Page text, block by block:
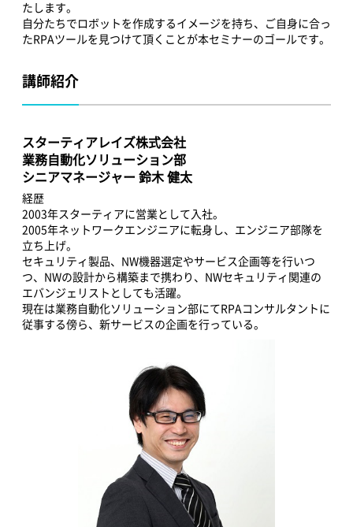
たします。
自分たちでロボットを作成するイメージを持ち、ご自身に合っ
たRPAツールを見つけて頂くことが本セミナーのゴールです。
講師紹介
スターティアレイズ株式会社
業務自動化ソリューション部
シニアマネージャー 鈴木 健太
経歴
2003年スターティアに営業として入社。
2005年ネットワークエンジニアに転身し、エンジニア部隊を
立ち上げ。
セキュリティ製品、NW機器選定やサービス企画等を行いつ
つ、NWの設計から構築まで携わり、NWセキュリティ関連の
エバンジェリストとしても活躍。
現在は業務自動化ソリューション部にてRPAコンサルタントに
従事する傍ら、新サービスの企画を行っている。